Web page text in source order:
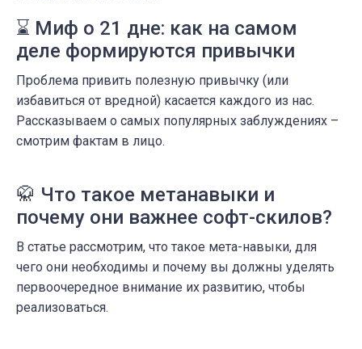
⌛ Миф о 21 дне: как на самом
деле формируются привычки
Проблема привить полезную привычку (или
избавиться от вредной) касается каждого из нас.
Рассказываем о самых популярных заблуждениях –
смотрим фактам в лицо.
🥋 Что такое метанавыки и
почему они важнее софт-скилов?
В статье рассмотрим, что такое мета-навыки, для
чего они необходимы и почему вы должны уделять
первоочередное внимание их развитию, чтобы
реализоваться.